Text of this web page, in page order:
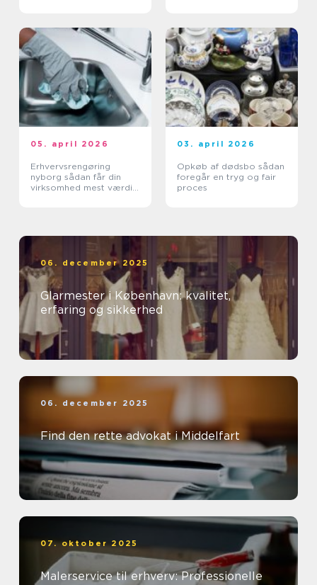
05. april 2026
Erhvervsrengøring
nyborg sådan får din
virksomhed mest værdi
03. april 2026
Opkøb af dødsbo sådan
foregår en tryg og fair
proces
06. december 2025
Glarmester i København: kvalitet,
erfaring og sikkerhed
06. december 2025
Find den rette advokat i Middelfart
07. oktober 2025
Malerservice til erhverv: Professionelle